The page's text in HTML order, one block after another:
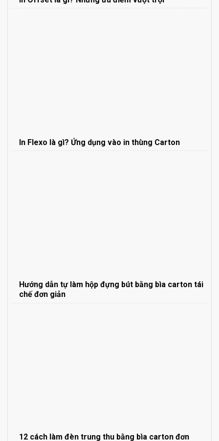
In Flexo là gì? Ứng dụng vào in thùng Carton
Hướng dẫn tự làm hộp đựng bút bằng bìa carton tái
chế đơn giản
12 cách làm đèn trung thu bằng bìa carton đơn